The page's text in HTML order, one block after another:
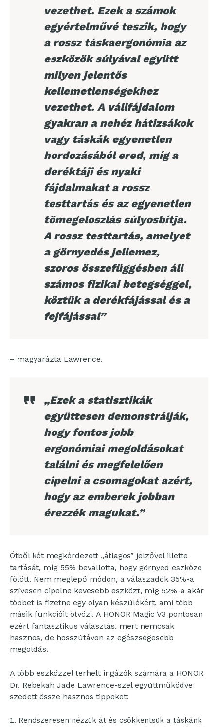
vezethet. Ezek a számok
egyértelművé teszik, hogy
a rossz táskaergonómia az
eszközök súlyával együtt
milyen jelentős
kellemetlenségekhez
vezethet. A vállfájdalom
gyakran a nehéz hátizsákok
vagy táskák egyenetlen
hordozásából ered, míg a
deréktáji és nyaki
fájdalmakat a rossz
testtartás és az egyenetlen
tömegeloszlás súlyosbítja.
A rossz testtartás, amelyet
a görnyedés jellemez,
szoros összefüggésben áll
számos fizikai betegséggel,
köztük a derékfájással és a
fejfájással”
– magyarázta Lawrence.
„Ezek a statisztikák
együttesen demonstrálják,
hogy fontos jobb
ergonómiai megoldásokat
találni és megfelelően
cipelni a csomagokat azért,
hogy az emberek jobban
érezzék magukat.”
Ötből két megkérdezett „átlagos” jelzővel illette
tartását, míg 55% bevallotta, hogy görnyed eszköze
fölött. Nem meglepő módon, a válaszadók 35%-a
szívesen cipelne kevesebb eszközt, míg 52%-a akár
többet is fizetne egy olyan készülékért, ami több
másik funkcióit ötvözi. A HONOR Magic V3 pontosan
ezért fantasztikus választás, mert nemcsak
hasznos, de hosszútávon az egészségesebb
megoldás.
A több eszközzel terhelt ingázók számára a HONOR
Dr. Rebekah Jade Lawrence-szel együttműködve
szedett össze hasznos tippeket:
Rendszeresen nézzük át és csökkentsük a táskánk